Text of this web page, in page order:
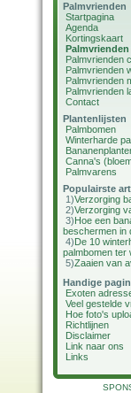
Palmvrienden
Startpagina
Agenda
Kortingskaart
Palmvrienden
Palmvrienden
Palmvrienden
Palmvrienden
Contact
Plantenlijsten
Palmbomen
Winterharde
Canna's
Palmvarens
Populairste
1)Verzorging
2)Verzorging
3)Hoe een
beschermen in
4)De 10
palmbomen ter
5)Zaaien van
Handige
Exoten
Veel gestelde
Hoe foto's
Richtlijnen
Disclaimer
Link naar ons
Links